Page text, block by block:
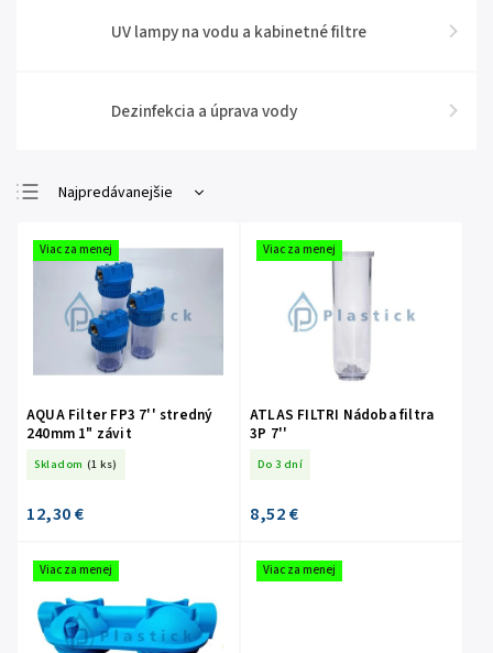
UV lampy na vodu a kabinetné filtre
Dezinfekcia a úprava vody
Najpredávanejšie
Najdrahšie
Abecedne
Viac za menej
AQUA Filter FP3 7'' stredný
240mm 1" závit
Skladom (1 ks)
12,30 €
Viac za menej
ATLAS FILTRI Nádoba filtra
3P 7''
Do 3 dní
8,52 €
Viac za menej Viac za menej